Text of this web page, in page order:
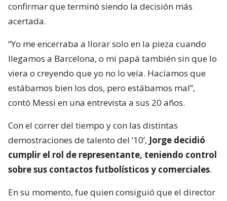
confirmar que terminó siendo la decisión más
acertada.
“Yo me encerraba a llorar solo en la pieza cuando
llegamos a Barcelona, o mi papá también sin que lo
viera o creyendo que yo no lo veía. Hacíamos que
estábamos bien los dos, pero estábamos mal”,
contó Messi en una entrevista a sus 20 años.
Con el correr del tiempo y con las distintas
demostraciones de talento del ’10’, Jorge decidió
cumplir el rol de representante, teniendo control
sobre sus contactos futbolísticos y comerciales.
En su momento, fue quien consiguió que el director